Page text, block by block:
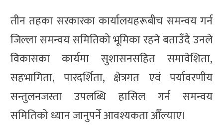
तीन तहका सरकारका कार्यालयहरूबीच समन्वय गर्न
जिल्ला समन्वय समितिको भूमिका रहने बताउँदै उनले
विकासका कार्यमा सुशासनसहित समावेशिता,
सहभागिता, पारदर्शिता, क्षेत्रगत एवं पर्यावरणीय
सन्तुलनजस्ता उपलब्धि हासिल गर्न समन्वय
समितिको ध्यान जानुपर्ने आवश्यकता औँल्याए।